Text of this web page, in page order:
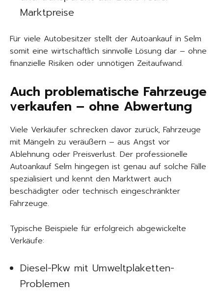
Marktpreise
Für viele Autobesitzer stellt der Autoankauf in Selm
somit eine wirtschaftlich sinnvolle Lösung dar – ohne
finanzielle Risiken oder unnötigen Zeitaufwand.
Auch problematische Fahrzeuge
verkaufen – ohne Abwertung
Viele Verkäufer schrecken davor zurück, Fahrzeuge
mit Mängeln zu veräußern – aus Angst vor
Ablehnung oder Preisverlust. Der professionelle
Autoankauf Selm hingegen ist genau auf solche Fälle
spezialisiert und kennt den Marktwert auch
beschädigter oder technisch eingeschränkter
Fahrzeuge.
Typische Beispiele für erfolgreich abgewickelte
Verkäufe:
Diesel-Pkw mit Umweltplaketten-
Problemen